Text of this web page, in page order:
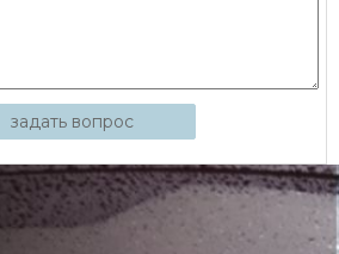
задать вопрос